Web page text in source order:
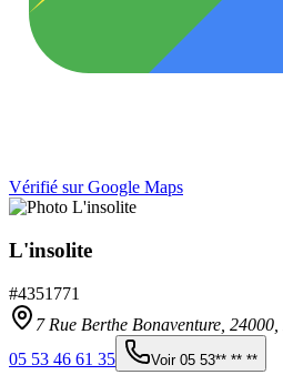
Vérifié sur Google Maps
L'insolite
#4351771
7 Rue Berthe Bonaventure, 24000
05 53 46 61 35
Voir 05 53** ** **